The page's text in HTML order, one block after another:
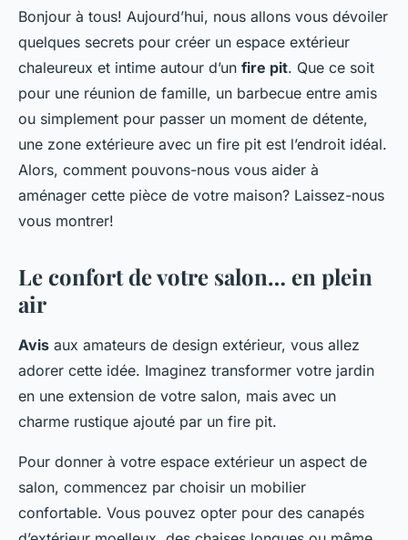
Bonjour à tous! Aujourd’hui, nous allons vous dévoiler
quelques secrets pour créer un espace extérieur
chaleureux et intime autour d’un fire pit. Que ce soit
pour une réunion de famille, un barbecue entre amis
ou simplement pour passer un moment de détente,
une zone extérieure avec un fire pit est l’endroit idéal.
Alors, comment pouvons-nous vous aider à
aménager cette pièce de votre maison? Laissez-nous
vous montrer!
Le confort de votre salon… en plein
air
Avis aux amateurs de design extérieur, vous allez
adorer cette idée. Imaginez transformer votre jardin
en une extension de votre salon, mais avec un
charme rustique ajouté par un fire pit.
Pour donner à votre espace extérieur un aspect de
salon, commencez par choisir un mobilier
confortable. Vous pouvez opter pour des canapés